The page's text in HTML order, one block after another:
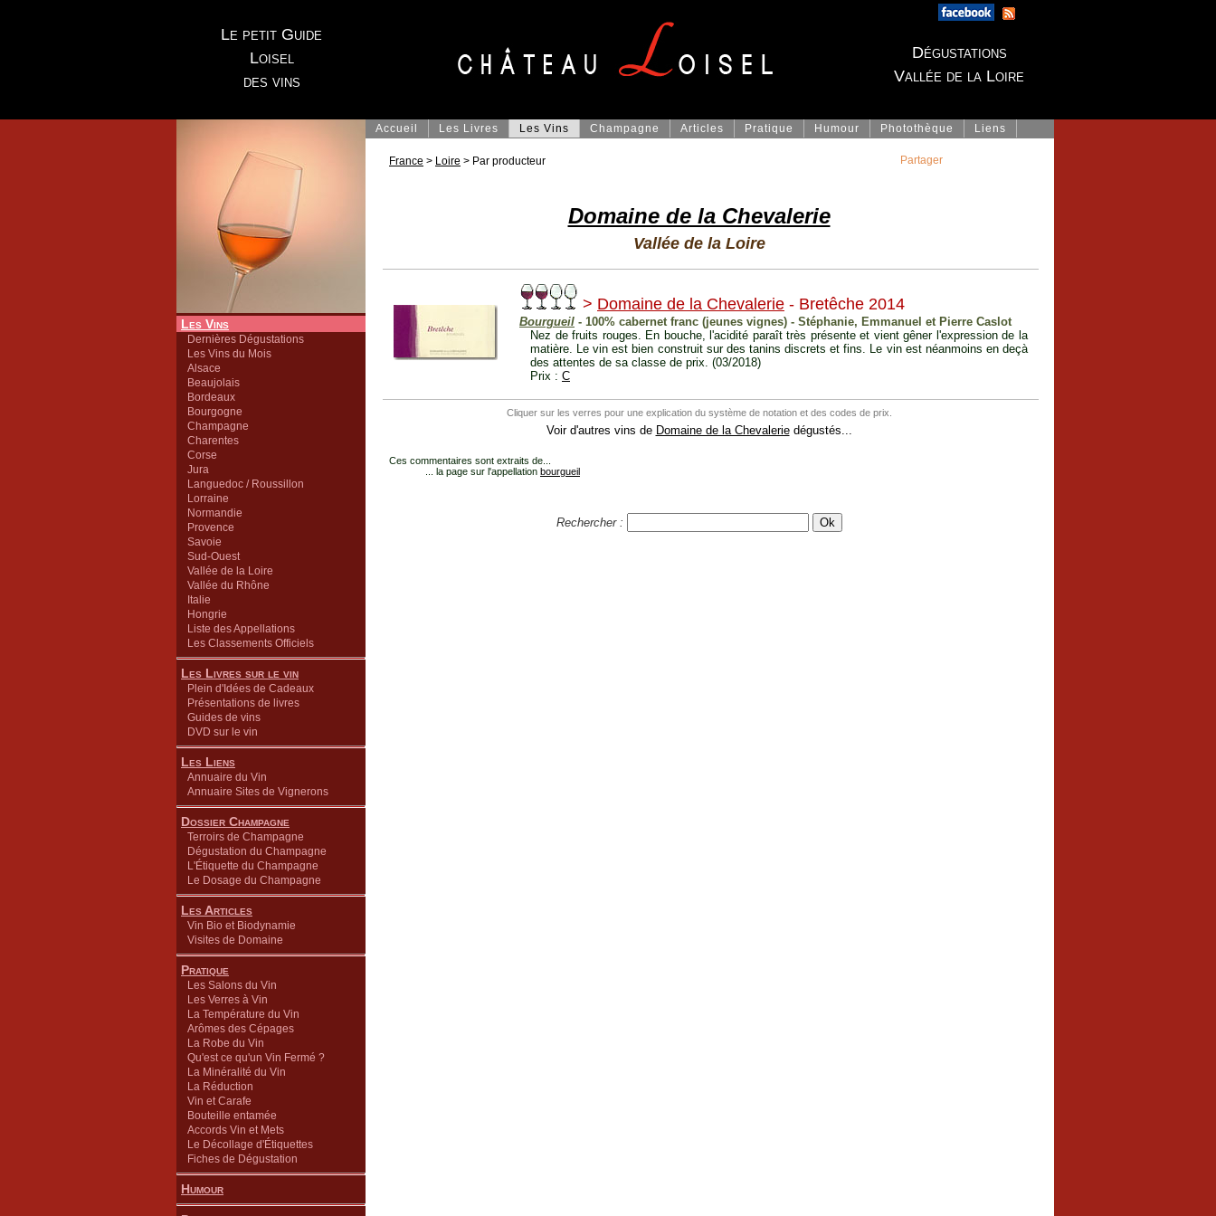
Le petit Guide
Loisel
des vins
Dégustations
Vallée de la Loire
Les Vins
Dernières Dégustations
Les Vins du Mois
Alsace
Beaujolais
Bordeaux
Bourgogne
Champagne
Charentes
Corse
Jura
Languedoc / Roussillon
Lorraine
Normandie
Provence
Savoie
Sud-Ouest
Vallée de la Loire
Vallée du Rhône
Italie
Hongrie
Liste des Appellations
Les Classements Officiels
Les Livres sur le vin
Plein d'Idées de Cadeaux
Présentations de livres
Guides de vins
DVD sur le vin
Les Liens
Annuaire du Vin
Annuaire Sites de Vignerons
Dossier Champagne
Terroirs de Champagne
Dégustation du Champagne
L'Étiquette du Champagne
Le Dosage du Champagne
Les Articles
Vin Bio et Biodynamie
Visites de Domaine
Pratique
Les Salons du Vin
Les Verres à Vin
La Température du Vin
Arômes des Cépages
La Robe du Vin
Qu'est ce qu'un Vin Fermé ?
La Minéralité du Vin
La Réduction
Vin et Carafe
Bouteille entamée
Accords Vin et Mets
Le Décollage d'Étiquettes
Fiches de Dégustation
Humour
Accueil Les Livres Les Vins Champagne Articles Pratique Humour Photothèque Liens
France > Loire > Par producteur
Domaine de la Chevalerie
Vallée de la Loire
> Domaine de la Chevalerie - Bretêche 2014
Bourgueil - 100% cabernet franc (jeunes vignes) - Stéphanie, Emmanuel et Pierre Caslot
Nez de fruits rouges. En bouche, l'acidité paraît très présente et vient gêner l'expression de la
matière. Le vin est bien construit sur des tanins discrets et fins. Le vin est néanmoins en deçà
des attentes de sa classe de prix. (03/2018)
Prix : C
Cliquer sur les verres pour une explication du système de notation et des codes de prix.
Voir d'autres vins de Domaine de la Chevaleriedégustés...
Ces commentaires sont extraits de...
... la page sur l'appellation bourgueil
Rechercher :
Partager